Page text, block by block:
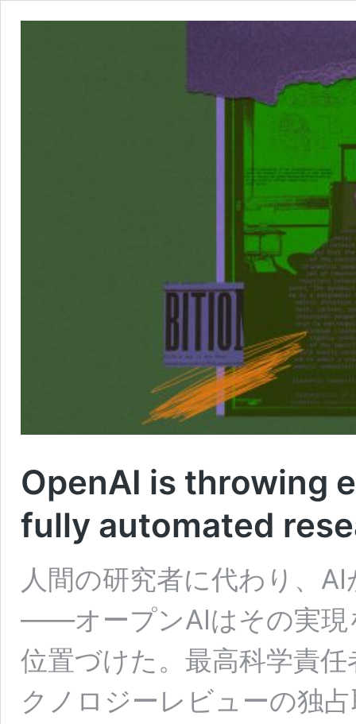
OpenAI is throwing
fully automated
人間の研究者に代わり、
——オープンAIはその実現
位置づけた。最高科学責
クノロジーレビューの独